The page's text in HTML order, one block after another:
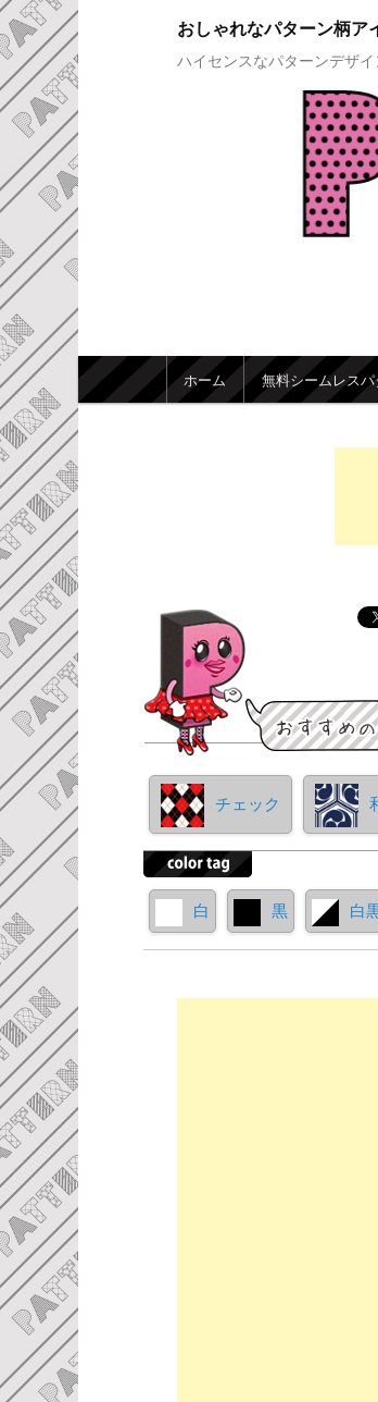
おしゃれなパターン柄ア
ハイセンスなパターンデザ
メインメニュー
メインコンテンツへ移動
サブコンテンツへ移動
ホーム 無料シームレス
チェック
白 黒 白